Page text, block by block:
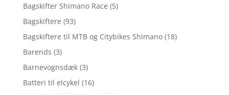
Bagskifter Shimano Race (5)
Bagskiftere (93)
Bagskiftere til MTB og Citybikes Shimano (18)
Barends (3)
Barnevognsdæk (3)
Batteri til elcykel (16)